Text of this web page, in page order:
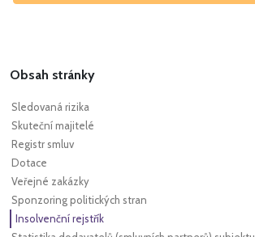
Obsah stránky
Sledovaná rizika
Skuteční majitelé
Registr smluv
Dotace
Veřejné zakázky
Sponzoring politických stran
Insolvenční rejstřík